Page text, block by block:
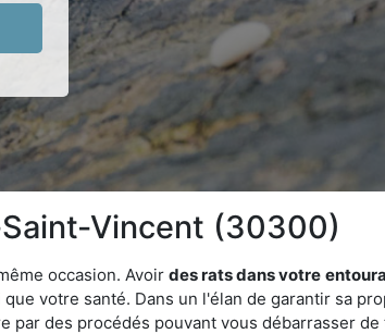
Vincent (30300)
occasion. Avoir des rats dans votre
votre santé. Dans un l'élan de garantir sa
des procédés pouvant vous débarrasser